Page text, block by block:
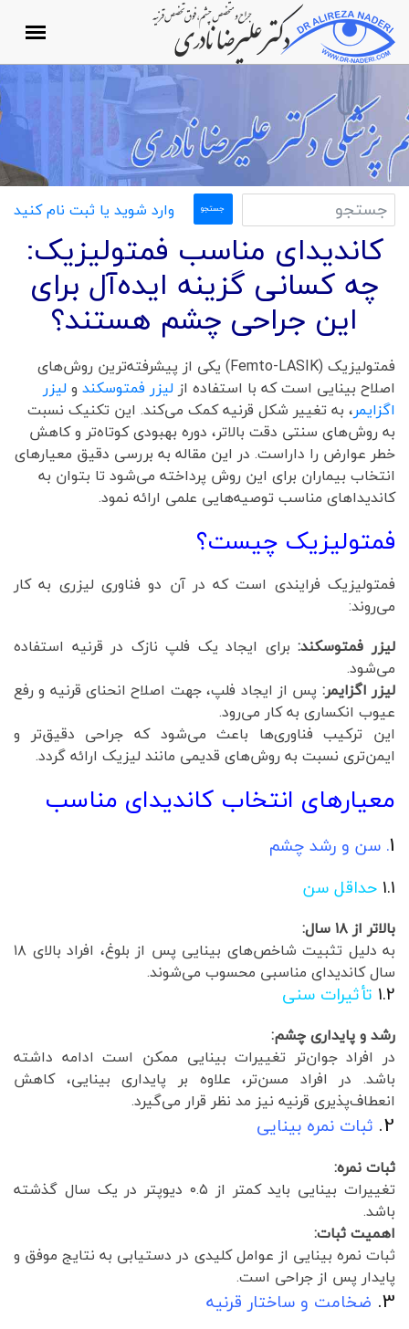
وارد شوید یا ثبت نام کنید
کاندیدای مناسب فمتولیزیک:
چه کسانی گزینه ایده‌آل برای
این جراحی چشم هستند؟
فمتولیزیک (Femto-LASIK) یکی از پیشرفته‌ترین روش‌های
اصلاح بینایی است که با استفاده از لیزر فمتوسکند ولیزر
اگزایمر، به تغییر شکل قرنیه کمک می‌کند. این تکنیک نسبت
به روش‌های سنتی دقت بالاتر، دوره بهبودی کوتاه‌تر و کاهش
خطر عوارض را داراست. در این مقاله به بررسی دقیق معیارهای
انتخاب بیماران برای این روش پرداخته می‌شود تا بتوان به
کاندیداهای مناسب توصیه‌هایی علمی ارائه نمود.
فمتولیزیک چیست؟
فمتولیزیک فرایندی است که در آن دو فناوری لیزری به کار
می‌روند:
لیزر فمتوسکند:برای ایجاد یک فلپ نازک در قرنیه استفاده
می‌شود.
لیزر اگزایمر: پس از ایجاد فلپ، جهت اصلاح انحنای قرنیه و رفع
عیوب انکساری به کار می‌رود.
این ترکیب فناوری‌ها باعث می‌شود که جراحی دقیق‌تر و
ایمن‌تری نسبت به روش‌های قدیمی مانند لیزیک ارائه گردد.
معیارهای انتخاب کاندیدای مناسب
1. سن و رشد چشم
1.1 حداقل سن
بالاتر از ۱۸ سال:
به دلیل تثبیت شاخص‌های بینایی پس از بلوغ، افراد بالای ۱۸
سال کاندیدای مناسبی محسوب می‌شوند.
1.2 تأثیرات سنی
رشد و پایداری چشم:
در افراد جوان‌تر تغییرات بینایی ممکن است ادامه داشته
باشد. در افراد مسن‌تر، علاوه بر پایداری بینایی، کاهش
انعطاف‌پذیری قرنیه نیز مد نظر قرار می‌گیرد.
2. ثبات نمره بینایی
ثبات نمره:
تغییرات بینایی باید کمتر از ۰.۵ دیوپتر در یک سال گذشته
باشد.
اهمیت ثبات:
ثبات نمره بینایی از عوامل کلیدی در دستیابی به نتایج موفق و
پایدار پس از جراحی است.
3. ضخامت و ساختار قرنیه